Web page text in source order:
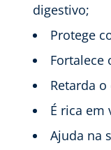
digestivo;
Protege
Fortalece
Retarda
É rica em
Ajuda na